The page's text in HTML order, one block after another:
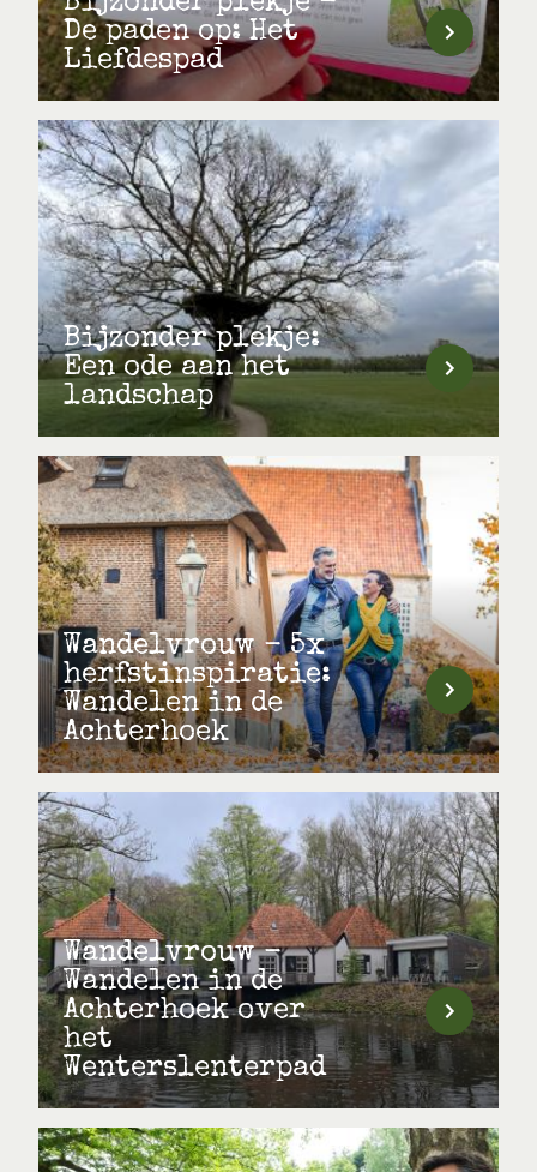
De paden op: Het
Liefdespad
Bijzonder plekje:
Een ode aan het
landschap
Wandelvrouw - 5x
herfstinspiratie:
Wandelen in de
Achterhoek
Wandelvrouw -
Wandelen in de
Achterhoek over
het
Wenterslenterpad